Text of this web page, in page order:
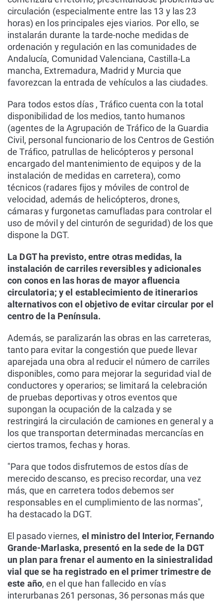
circulación (especialmente entre las 13 y las 23
horas) en los principales ejes viarios. Por ello, se
instalarán durante la tarde-noche medidas de
ordenación y regulación en las comunidades de
Andalucía, Comunidad Valenciana, Castilla-La
mancha, Extremadura, Madrid y Murcia que
favorezcan la entrada de vehículos a las ciudades.
Para todos estos días , Tráfico cuenta con la total
disponibilidad de los medios, tanto humanos
(agentes de la Agrupación de Tráfico de la Guardia
Civil, personal funcionario de los Centros de Gestión
de Tráfico, patrullas de helicópteros y personal
encargado del mantenimiento de equipos y de la
instalación de medidas en carretera), como
técnicos (radares fijos y móviles de control de
velocidad, además de helicópteros, drones,
cámaras y furgonetas camufladas para controlar el
uso de móvil y del cinturón de seguridad) de los que
dispone la DGT.
La DGT ha previsto, entre otras medidas, la
instalación de carriles reversibles y adicionales
con conos en las horas de mayor afluencia
circulatoria; y el establecimiento de itinerarios
alternativos con el objetivo de evitar circular por el
centro de la Península.
Además, se paralizarán las obras en las carreteras,
tanto para evitar la congestión que puede llevar
aparejada una obra al reducir el número de carriles
disponibles, como para mejorar la seguridad vial de
conductores y operarios; se limitará la celebración
de pruebas deportivas y otros eventos que
supongan la ocupación de la calzada y se
restringirá la circulación de camiones en general y a
los que transportan determinadas mercancías en
ciertos tramos, fechas y horas.
"Para que todos disfrutemos de estos días de
merecido descanso, es preciso recordar, una vez
más, que en carretera todos debemos ser
responsables en el cumplimiento de las normas",
ha destacado la DGT.
El pasado viernes, el ministro del Interior, Fernando
Grande-Marlaska, presentó en la sede de la DGT
un plan para frenar el aumento en la siniestralidad
vial que se ha registrado en el primer trimestre de
este año, en el que han fallecido en vías
interurbanas 261 personas, 36 personas más que